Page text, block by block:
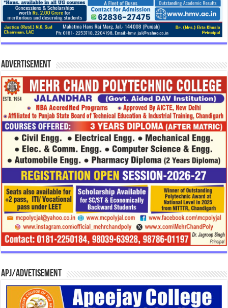
Advertisement
APJ/Advetisement